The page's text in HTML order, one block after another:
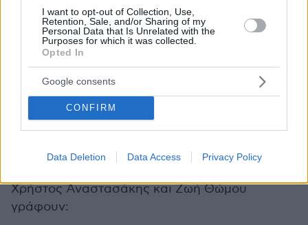
I want to opt-out of Collection, Use,
Retention, Sale, and/or Sharing of my
Personal Data that Is Unrelated with the
Purposes for which it was collected.
Opted In
Google consents
CONFIRM
Data Deletion Data Access Privacy Policy
γενετικές τροποποιήσεις στον ιό
Η υπεράσπιση της εκτροφής βιζόν
Τοπικά ΜΜΕ της Βόρειας Ελλάδας
δημοσίευσαν την Κυριακή 15/11 άρθρο δύο
κτηνιάτρων, οι οποίοι εισφέρουν μια άλλη
οπτική στην εκτροφή γουνοφόρων ζώων,
αντίθετη στο ρεύμα της γενικής κατακραυγής
Χρήστος Αναστασάκης και Ζωή Θώμου
γράφουν: